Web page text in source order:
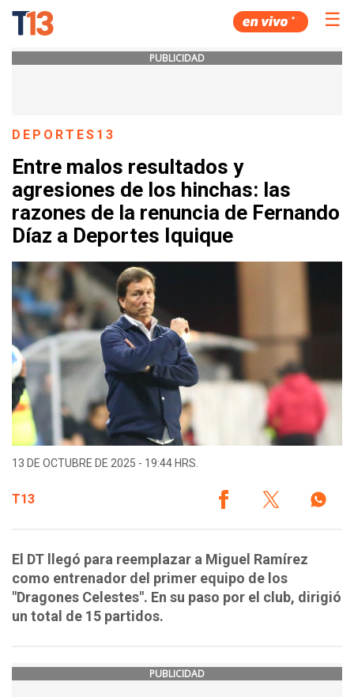
☰
PUBLICIDAD
DEPORTES13
Entre malos resultados y
agresiones de los hinchas: las
razones de la renuncia de Fernando
Díaz a Deportes Iquique
13 DE OCTUBRE DE 2025 - 19:44 HRS.
T13
El DT llegó para reemplazar a Miguel Ramírez
como entrenador del primer equipo de los
"Dragones Celestes". En su paso por el club, dirigió
un total de 15 partidos.
PUBLICIDAD